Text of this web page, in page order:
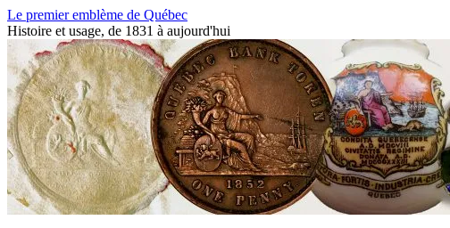
Aller
au
contenu
Le premier emblème de Québec
Histoire et usage, de 1831 à aujourd'hui